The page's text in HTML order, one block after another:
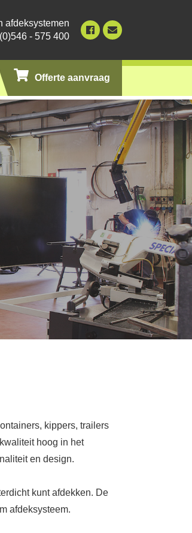
afdeksystemen
- 575 400
Offerte aanvraag
kippers, trailers
hoog in het
en design.
kunt afdekken. De
afdeksysteem.